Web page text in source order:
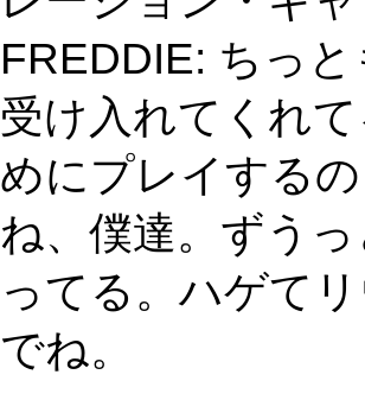
FREDDIE: ちっ
受け入れてくれ
めにプレイする
ね、僕達。ずう
ってる。ハゲて
でね。